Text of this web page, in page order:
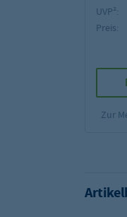
UVP²:
Preis:
Zur